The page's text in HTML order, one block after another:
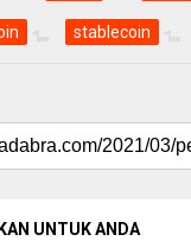
stablecoin
UNTUK ANDA